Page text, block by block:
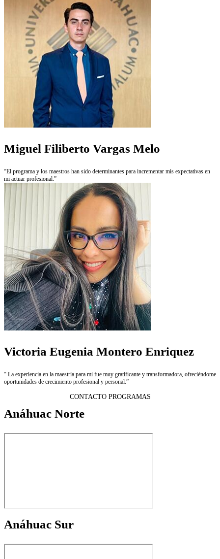
Miguel Filiberto Vargas Melo
“El programa y los maestros han sido determinantes para incrementar mis expectativas en
mi actuar profesional.”
Victoria Eugenia Montero Enriquez
“ La experiencia en la maestría para mi fue muy gratificante y transformadora, ofreciéndome
oportunidades de crecimiento profesional y personal.”
CONTACTO PROGRAMAS
Anáhuac Norte
Anáhuac Sur